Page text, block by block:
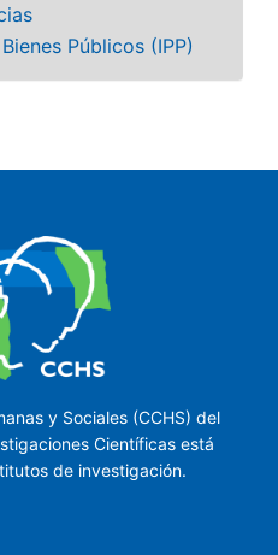
Públicos (IPP)
y Sociales (CCHS) del
Científicas está
de investigación.